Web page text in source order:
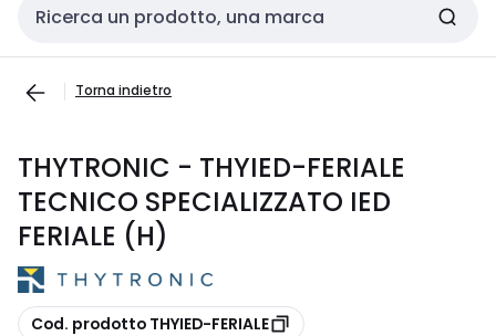
Cerca input
Torna indietro
THYTRONIC - THYIED-FERIALE
TECNICO SPECIALIZZATO IED
FERIALE (H)
copia
Cod. prodotto THYIED-FERIALE